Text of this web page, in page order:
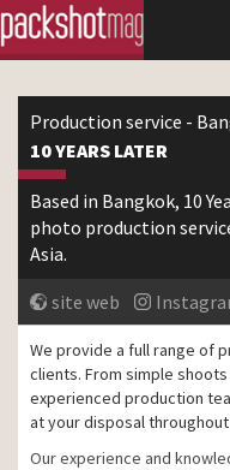
Production service -
10 YEARS LATER
Based in Bangkok, 10
photo production
Asia.
site web
We provide a full range of
clients. From simple
experienced production
at your disposal
Our experience and